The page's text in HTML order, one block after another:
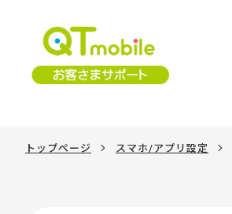
トップページ スマホ/アプリ設定